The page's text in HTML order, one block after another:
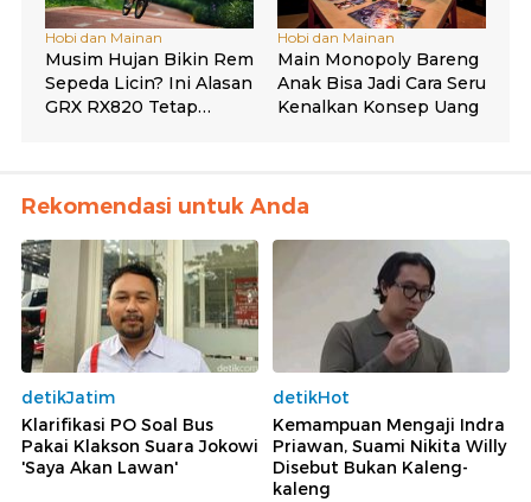
Rekomendasi untuk Anda
detikJatim
Klarifikasi PO Soal Bus
Pakai Klakson Suara Jokowi
'Saya Akan Lawan'
detikHot
Kemampuan Mengaji Indra
Priawan, Suami Nikita Willy
Disebut Bukan Kaleng-
kaleng